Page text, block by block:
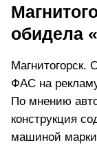
обидела
Магнитогорск.
ФАС на
По мнению
конструкция
машиной